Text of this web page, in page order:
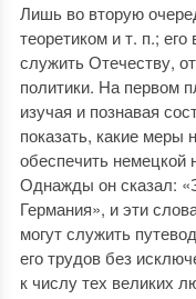
Лишь во вторую
теоретиком и т. п.;
служить Отечеству,
политики. На первом
изучая и познавая
показать, какие меры
обеспечить немецкой
Однажды он сказал:
Германия», и эти
могут служить
его трудов без
к числу тех великих